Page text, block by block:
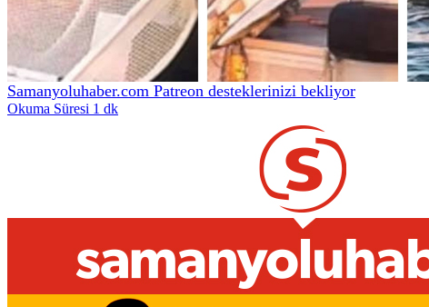
Samanyoluhaber.com Patreon desteklerinizi bekliyor
Okuma Süresi 1 dk